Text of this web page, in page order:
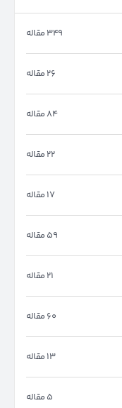
349 مقاله
26 مقاله
84 مقاله
22 مقاله
17 مقاله
59 مقاله
21 مقاله
60 مقاله
13 مقاله
5 مقاله